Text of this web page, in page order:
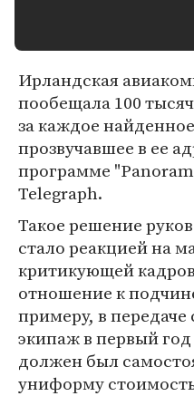
Ирландская
пообещала 100
за каждое
прозвучавшее в ее
программе
Telegraph.
Такое решение
стало реакцией на
критикующей
отношение к
примеру, в передаче
экипаж в первый
должен был
униформу